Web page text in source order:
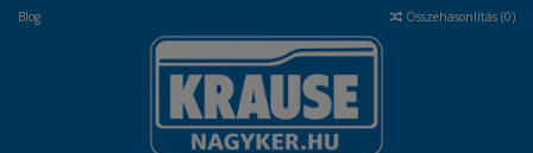
Blog Összehasonlítás (0)